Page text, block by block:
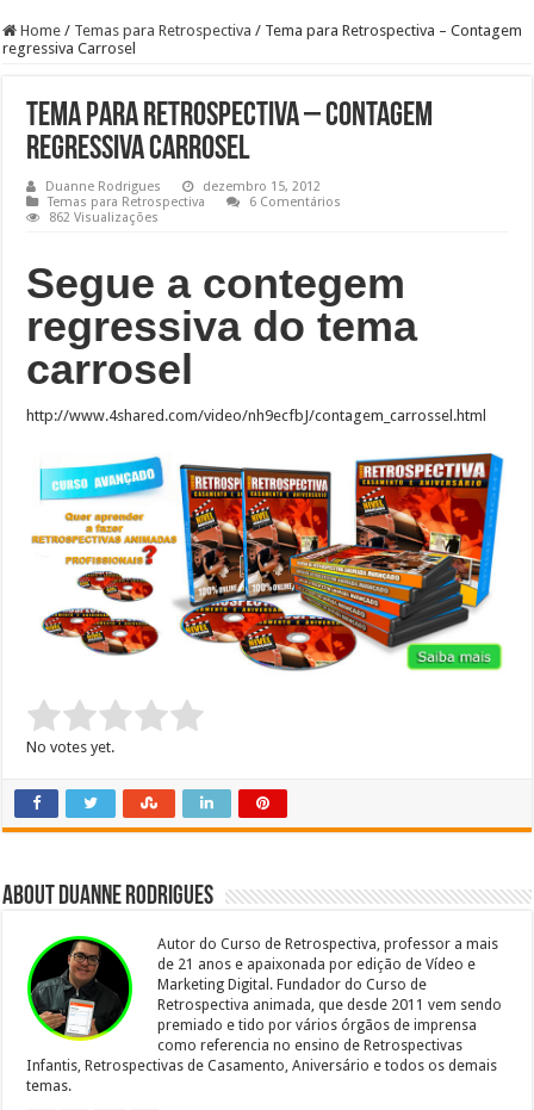
Home / Temas para Retrospectiva / Tema para Retrospectiva – Contagem
regressiva Carrosel
Tema para Retrospectiva – Contagem
regressiva Carrosel
Duanne Rodrigues
dezembro 15, 2012
Temas para Retrospectiva
6 Comentários
862 Visualizações
Segue a contegem
regressiva do tema
carrosel
http://www.4shared.com/video/nh9ecfbJ/contagem_carrossel.html
Rate this item:
Submit Rating
No votes yet.
About Duanne Rodrigues
Autor do Curso de Retrospectiva, professor a mais
de 21 anos e apaixonada por edição de Vídeo e
Marketing Digital. Fundador do Curso de
Retrospectiva animada, que desde 2011 vem sendo
premiado e tido por vários órgãos de imprensa
como referencia no ensino de Retrospectivas
Infantis, Retrospectivas de Casamento, Aniversário e todos os demais
temas.